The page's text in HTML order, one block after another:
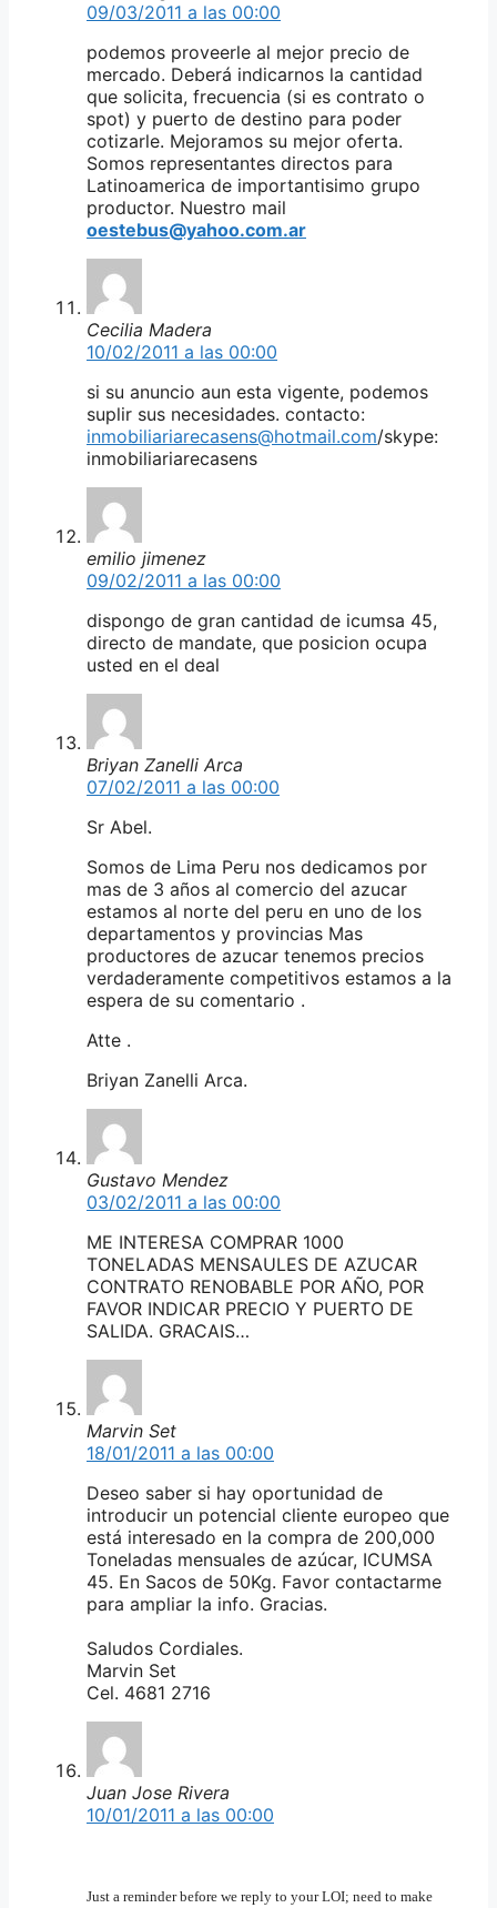
09/03/2011 a las 00:00
podemos proveerle al mejor precio de
mercado. Deberá indicarnos la cantidad
que solicita, frecuencia (si es contrato o
spot) y puerto de destino para poder
cotizarle. Mejoramos su mejor oferta.
Somos representantes directos para
Latinoamerica de importantisimo grupo
productor. Nuestro mail
oestebus@yahoo.com.ar
Cecilia Madera
10/02/2011 a las 00:00
si su anuncio aun esta vigente, podemos
suplir sus necesidades. contacto:
inmobiliariarecasens@hotmail.com/skype:
inmobiliariarecasens
emilio jimenez
09/02/2011 a las 00:00
dispongo de gran cantidad de icumsa 45,
directo de mandate, que posicion ocupa
usted en el deal
Briyan Zanelli Arca
07/02/2011 a las 00:00
Sr Abel.
Somos de Lima Peru nos dedicamos por
mas de 3 años al comercio del azucar
estamos al norte del peru en uno de los
departamentos y provincias Mas
productores de azucar tenemos precios
verdaderamente competitivos estamos a la
espera de su comentario .
Atte .
Briyan Zanelli Arca.
Gustavo Mendez
03/02/2011 a las 00:00
ME INTERESA COMPRAR 1000
TONELADAS MENSAULES DE AZUCAR
CONTRATO RENOBABLE POR AÑO, POR
FAVOR INDICAR PRECIO Y PUERTO DE
SALIDA. GRACAIS…
Marvin Set
18/01/2011 a las 00:00
Deseo saber si hay oportunidad de
introducir un potencial cliente europeo que
está interesado en la compra de 200,000
Toneladas mensuales de azúcar, ICUMSA
45. En Sacos de 50Kg. Favor contactarme
para ampliar la info. Gracias.
Saludos Cordiales.
Marvin Set
Cel. 4681 2716
Juan Jose Rivera
10/01/2011 a las 00:00
Just a reminder before we reply to your LOI; need to make